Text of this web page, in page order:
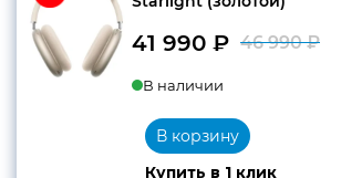
46 990₽
41 990 ₽
В наличии
Купить в 1 клик
В корзину